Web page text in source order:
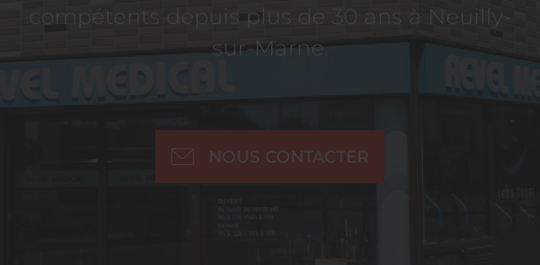
compétents depuis plus de 30 ans à Neuilly-
sur-Marne.
NOUS CONTACTER